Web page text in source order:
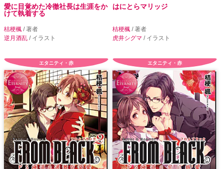
愛に目覚めた冷徹社長は生涯をか
けて執着する
桔梗楓 / 著者
逆月酒乱 / イラスト
はにとらマリッジ
桔梗楓 / 著者
虎井シグマ / イラスト
エタニティ・赤 エタニティ・赤